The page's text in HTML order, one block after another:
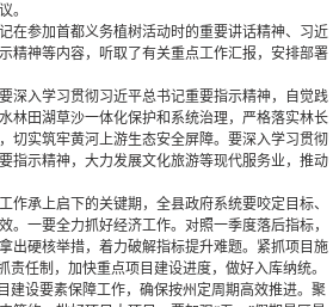
。
在参加首都义务植树活动时的重要讲话精神、习近
精神等内容，听取了有关重点工作汇报，安排部署
深入学习贯彻习近平总书记重要指示精神，自觉践
林田湖草沙一体化保护和系统治理，严格落实林长
切实筑牢黄河上游生态安全屏障。要深入学习贯彻
指示精神，大力发展文化旅游等现代服务业，推动
作承上启下的关键期，全县政府系统要咬定目标、
。一要全力抓好经济工作。对照一季度落后指标，
出硬核举措，着力破解指标提升难题。紧抓项目施
责任制，加快重点项目建设进度，做好入库纳统。
建设要素保障工作，确保按州定周期高效推进。聚